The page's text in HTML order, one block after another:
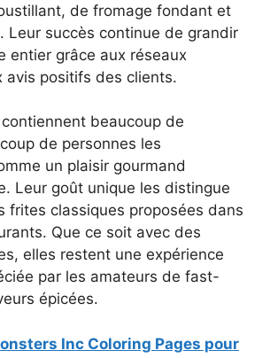
de fromage fondant et
Leur succès continue de grandir
entier grâce aux réseaux
avis positifs des clients.
beaucoup de
de personnes les
un plaisir gourmand
Leur goût unique les distingue
frites classiques proposées dans
Que ce soit avec des
elles restent une expérience
par les amateurs de fast-
épicées.
Inc Coloring Pages pour